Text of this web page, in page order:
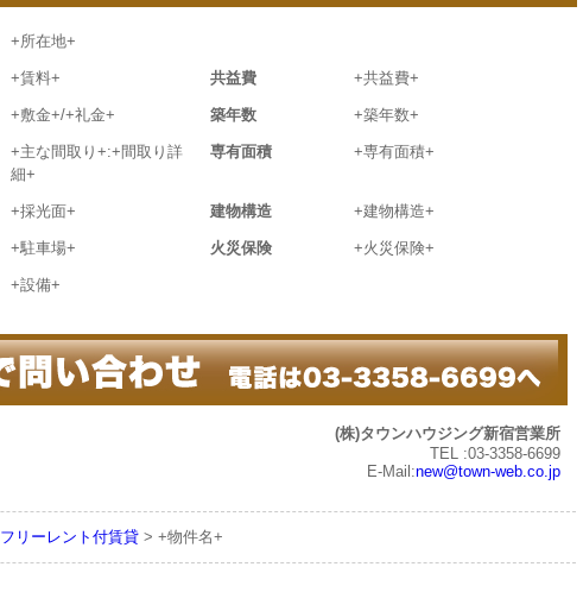
+所在地+
+賃料+ 共益費 +共益費+
+敷金+/+礼金+ 築年数 +築年数+
+主な間取り+:+間取り詳
細+
専有面積 +専有面積+
+採光面+ 建物構造 +建物構造+
+駐車場+ 火災保険 +火災保険+
+設備+
(株)タウンハウジング新宿営業所
TEL :03-3358-6699
E-Mail:new@town-web.co.jp
フリーレント付賃貸 > +物件名+